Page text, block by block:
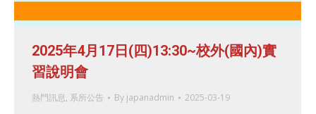
2025年4月17日(四)13:30~校外(國內)實
習說明會
熱門訊息, 系所公告 By japanadmin 2025-03-19